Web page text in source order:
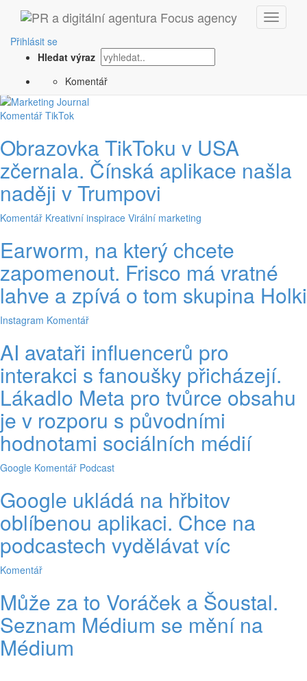
Přihlásit se
Hledat výraz
Komentář
Komentář TikTok
Obrazovka TikToku v USA
zčernala. Čínská aplikace našla
naději v Trumpovi
Komentář Kreativní inspirace Virální marketing
Earworm, na který chcete
zapomenout. Frisco má vratné
lahve a zpívá o tom skupina Holki
Instagram Komentář
AI avataři influencerů pro
interakci s fanoušky přicházejí.
Lákadlo Meta pro tvůrce obsahu
je v rozporu s původními
hodnotami sociálních médií
Google Komentář Podcast
Google ukládá na hřbitov
oblíbenou aplikaci. Chce na
podcastech vydělávat víc
Komentář
Může za to Voráček a Šoustal.
Seznam Médium se mění na
Médium